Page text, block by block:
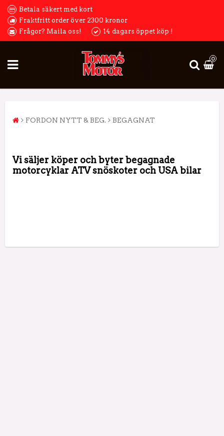
Betala säkert med kort
Fraktfritt order över 2300 kronor
Frågor? Maila oss!
14 dagars öppet köp !
0
FORDON NYTT & BEG. BEGAGNAT
Vi säljer köper och byter begagnade
motorcyklar ATV snöskoter och USA bilar